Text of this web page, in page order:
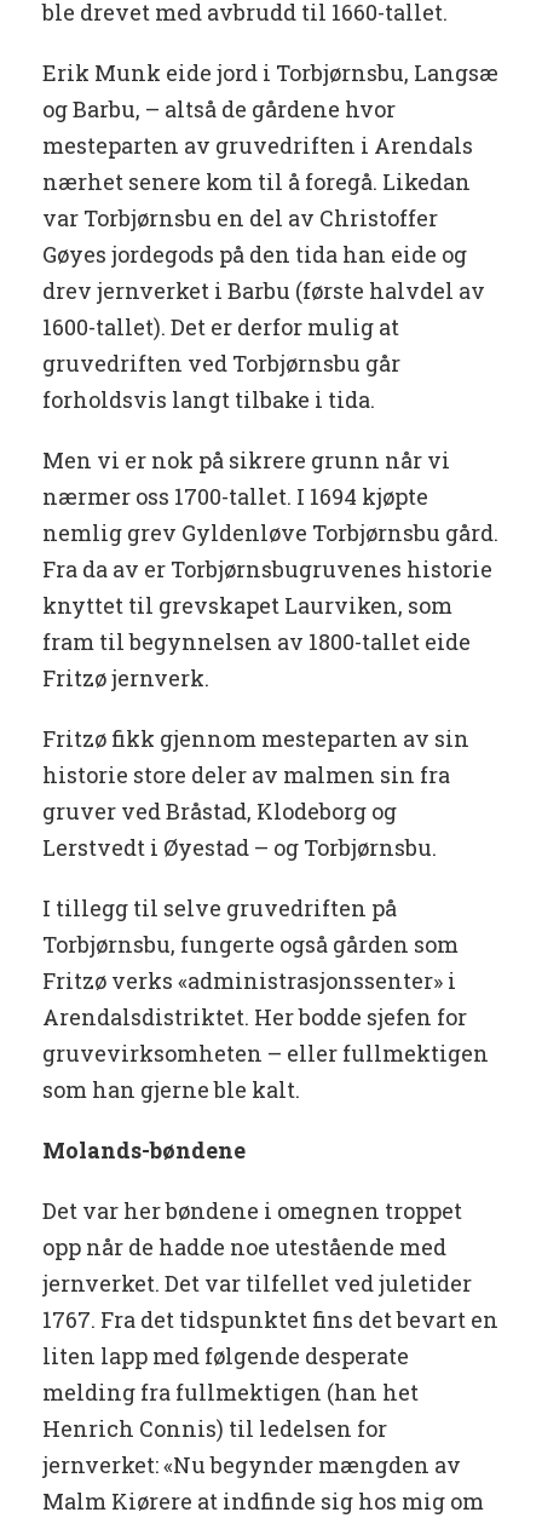
ble drevet med avbrudd til 1660-tallet.
Erik Munk eide jord i Torbjørnsbu, Langsæ
og Barbu, – altså de gårdene hvor
mesteparten av gruvedriften i Arendals
nærhet senere kom til å foregå. Likedan
var Torbjørnsbu en del av Christoffer
Gøyes jordegods på den tida han eide og
drev jernverket i Barbu (første halvdel av
1600-tallet). Det er derfor mulig at
gruvedriften ved Torbjørnsbu går
forholdsvis langt tilbake i tida.
Men vi er nok på sikrere grunn når vi
nærmer oss 1700-tallet. I 1694 kjøpte
nemlig grev Gyldenløve Torbjørnsbu gård.
Fra da av er Torbjørnsbugruvenes historie
knyttet til grevskapet Laurviken, som
fram til begynnelsen av 1800-tallet eide
Fritzø jernverk.
Fritzø fikk gjennom mesteparten av sin
historie store deler av malmen sin fra
gruver ved Bråstad, Klodeborg og
Lerstvedt i Øyestad – og Torbjørnsbu.
I tillegg til selve gruvedriften på
Torbjørnsbu, fungerte også gården som
Fritzø verks «administrasjonssenter» i
Arendalsdistriktet. Her bodde sjefen for
gruvevirksomheten – eller fullmektigen
som han gjerne ble kalt.
Molands-bøndene
Det var her bøndene i omegnen troppet
opp når de hadde noe utestående med
jernverket. Det var tilfellet ved juletider
1767. Fra det tidspunktet fins det bevart en
liten lapp med følgende desperate
melding fra fullmektigen (han het
Henrich Connis) til ledelsen for
jernverket: «Nu begynder mængden av
Malm Kiørere at indfinde sig hos mig om